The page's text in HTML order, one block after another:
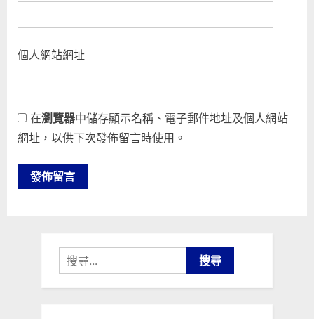
個人網站網址
在瀏覽器中儲存顯示名稱、電子郵件地址及個人網站
網址，以供下次發佈留言時使用。
搜
尋
關